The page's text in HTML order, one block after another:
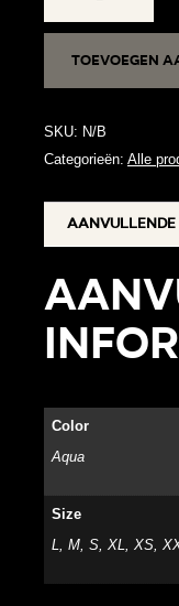
aantal
Toevoegen
SKU: N/B
Categorieën: Alle
Color
Aqua
Size
L, M, S, XL, XS,